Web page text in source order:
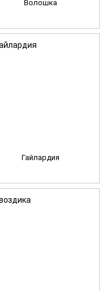
Гайлардия